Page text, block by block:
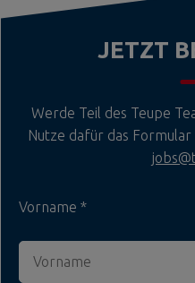
JETZT
Werde Teil des Teupe
Nutze dafür das
Vorname